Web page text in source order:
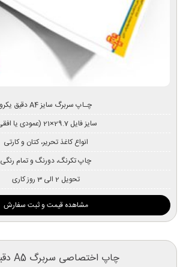
چـاپ سربرگ سایز A4 دقیق یکرو
سایز فایل 29.7×21 (عمودی یا افقی)
انواع کاغذ تحریر، کتان و کارتی
چاپ تکرنگ، دورنگ و تمام رنگی
تحویل 2 الی 3 روز کاری
مشاهده قیمت و ثبت سفارش
چاپ اختصاصی سربرگ A5 دقیق دورو